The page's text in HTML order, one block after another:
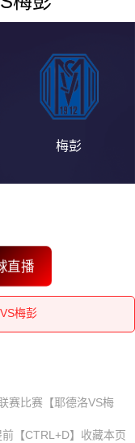
梅彭
直播
梅彭
梅彭
梅彭
梅彭
梅彭
赛比赛【耶德洛VS梅
【CTRL+D】收藏本页